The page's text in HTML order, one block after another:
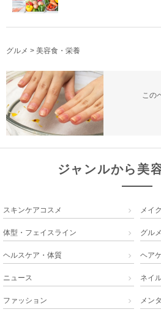
グルメ > 美容食・栄養
この
ジャンルから美
スキンケアコスメ  メイ
体型・フェイスライン  グルメ
ヘルスケア・体質  ヘア
ニュース  ネイ
ファッション  メン